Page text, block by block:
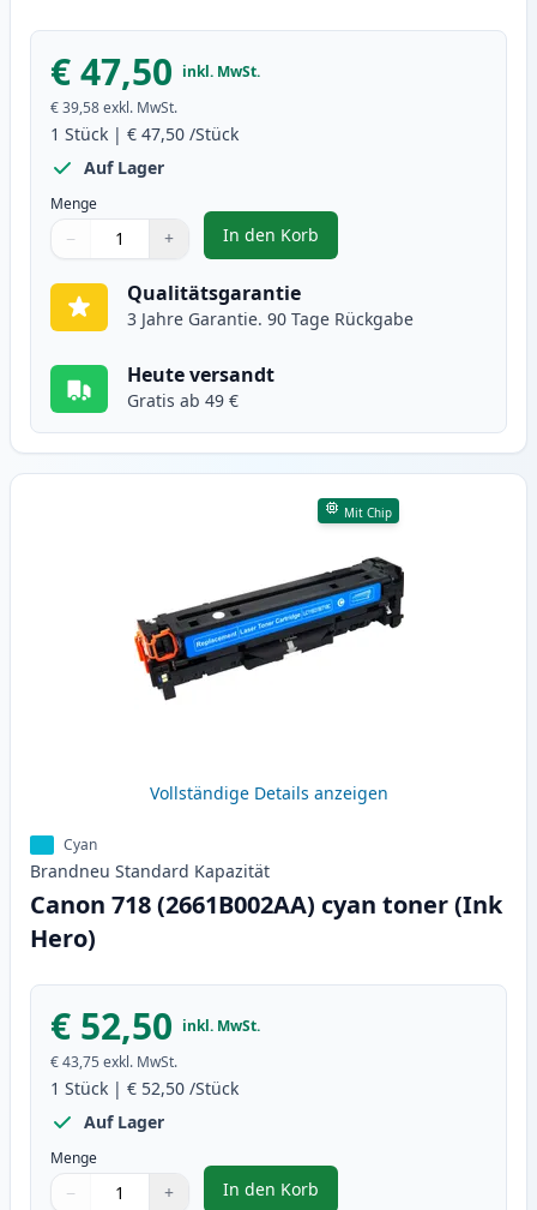
€ 47,50 inkl. MwSt.
€ 39,58exkl. MwSt.
1 Stück | € 47,50 /Stück
Auf Lager
Menge
Verwenden Sie die Tasten, um anzupassen
− +
1
In den Korb
, Canon 718 (2662B002AA)
Qualitätsgarantie
3 Jahre Garantie. 90 Tage Rückgabe
Heute versandt
Gratis ab 49 €
Mit Chip
Vollständige Details anzeigen
Cyan
Brandneu Standard Kapazität
Canon 718 (2661B002AA) cyan toner (Ink
Hero)
€ 52,50 inkl. MwSt.
€ 43,75 exkl. MwSt.
1 Stück | € 52,50 /Stück
Auf Lager
Menge
Verwenden Sie die Tasten, um anzupassen
− +
1
In den Korb
, Canon 718 (2661B002AA) cyan